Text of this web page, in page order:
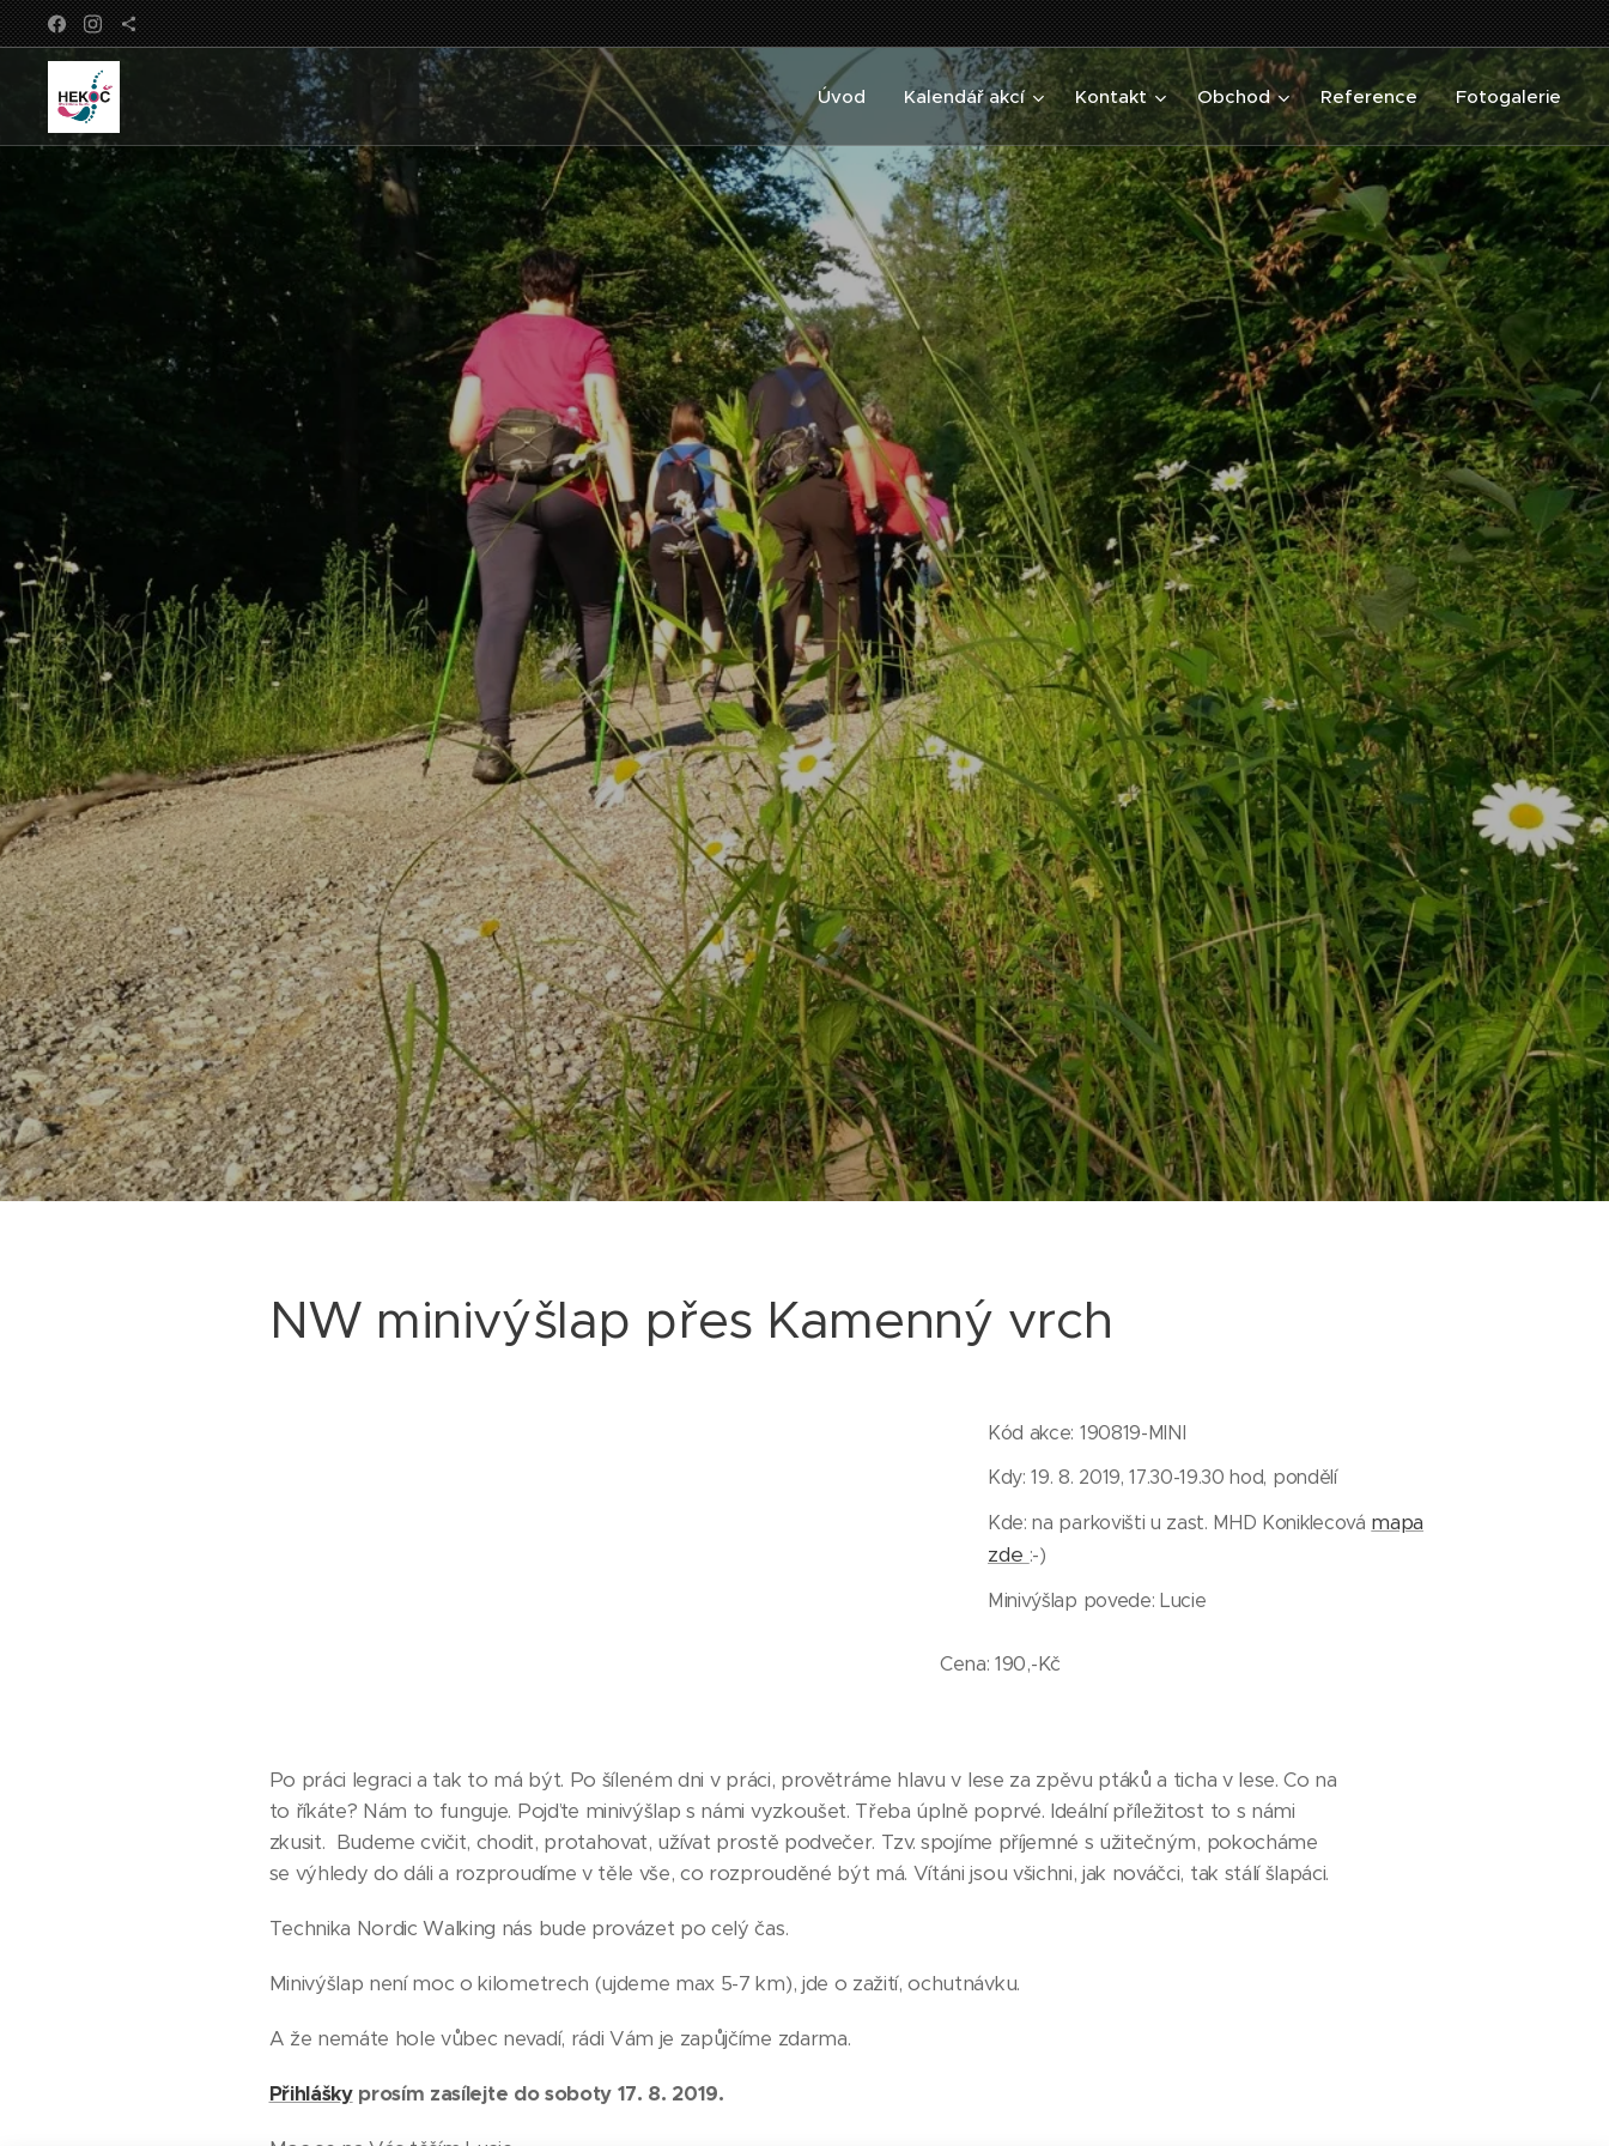
Úvod Kalendář akcí Kontakt Obchod Reference Fotogalerie
NW minivýšlap přes Kamenný vrch
Kód akce: 190819-MINI
Kdy: 19. 8. 2019, 17.30-19.30 hod, pondělí
Kde: na parkovišti u zast. MHD Koniklecová mapa
zde :-)
Minivýšlap povede: Lucie
Cena: 190,-Kč
Po práci legraci a tak to má být. Po šíleném dni v práci, provětráme hlavu v lese za zpěvu ptáků a ticha v lese. Co na
to říkáte? Nám to funguje. Pojďte minivýšlap s námi vyzkoušet. Třeba úplně poprvé. Ideální příležitost to s námi
zkusit. Budeme cvičit, chodit, protahovat, užívat prostě podvečer. Tzv. spojíme příjemné s užitečným, pokocháme
se výhledy do dáli a rozproudíme v těle vše, co rozprouděné být má. Vítáni jsou všichni, jak nováčci, tak stálí šlapáci.
Technika Nordic Walking nás bude provázet po celý čas.
Minivýšlap není moc o kilometrech (ujdeme max 5-7 km), jde o zažití, ochutnávku.
A že nemáte hole vůbec nevadí, rádi Vám je zapůjčíme zdarma.
Přihláškyprosím zasílejte do soboty 17. 8. 2019.